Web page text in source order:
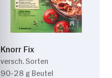
Knorr Fix
versch. Sorten
90-28 g Beutel